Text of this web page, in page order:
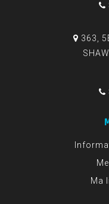
363,
Ma